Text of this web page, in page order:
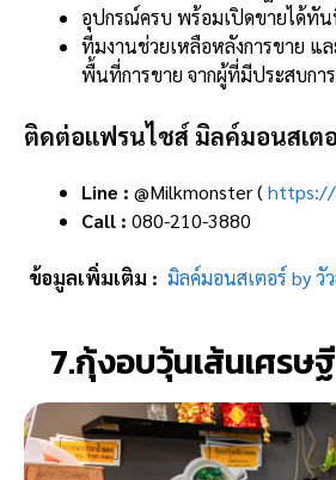
อุปกรณ์ครบ พร้อมเปิดขายได้ทั
ทีมงานช่วยเหลือหลังการขาย แ
พื้นที่การขาย จากผู้ที่มีประสบกา
ติดต่อแฟรนไชส์ มิลค์มอนสเต
Line : @Milkmonster (https://
Call : 080-210-3880
ข้อมูลเพิ่มเติม : มิลค์มอนสเตอร์ by วั
7.กุ้งอบวุ้นเส้นเศรษ